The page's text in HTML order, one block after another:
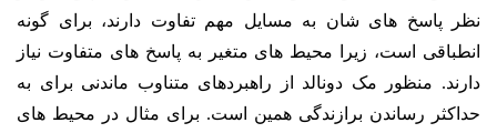
نظر پاسخ های شان به مسایل مهم تفاوت دارند، برای گونه
انطباقی است، زیرا محیط های متغیر به پاسخ های متفاوت نیاز
دارند. منظور مک دونالد از راهبردهای متناوب ماندنی برای به
حداکثر رساندن برازندگی همین است. برای مثال در محیط های